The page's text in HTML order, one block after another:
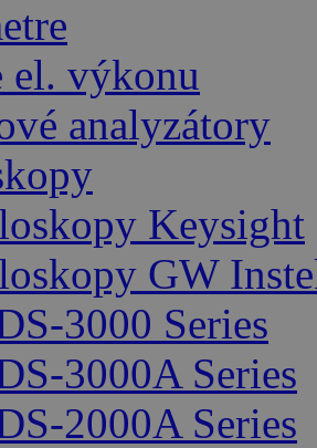
el. výkonu
analyzátory
Keysight
GW
3000 Series
3000A Series
2000A Series